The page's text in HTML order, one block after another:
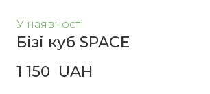
У наявності
Бізі куб SPACE
1 150  UAH